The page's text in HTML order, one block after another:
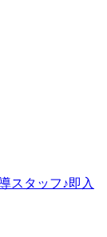
スタッフ♪即入